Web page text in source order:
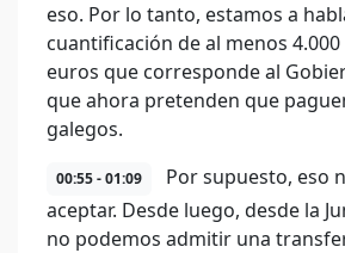
eso. Por lo tanto, estamos a
cuantificación de al menos
euros que corresponde al
que ahora pretenden que
galegos.
00:55 - 01:09
Por supuesto, eso
aceptar. Desde luego, desde la
no podemos admitir una